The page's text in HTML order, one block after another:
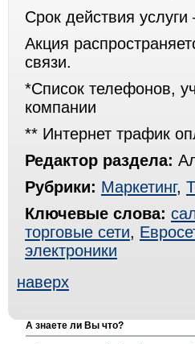
Срок действия
Акция
связи.
*Список телефонов,
компании
** Интернет трафик
Редактор раздела:
Рубрики: Маркетинг,
Ключевые слова:
торговые сети,
электроники
наверх
А знаете ли Вы что?